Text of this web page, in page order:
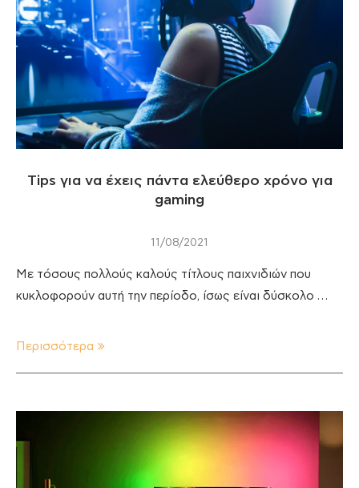
Tips για να έχεις πάντα ελεύθερο χρόνο για
gaming
11/08/2021
Με τόσους πολλούς καλούς τίτλους παιχνιδιών που
κυκλοφορούν αυτή την περίοδο, ίσως είναι δύσκολο …
Περισσότερα